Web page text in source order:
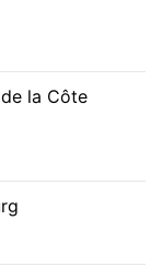
la Côte